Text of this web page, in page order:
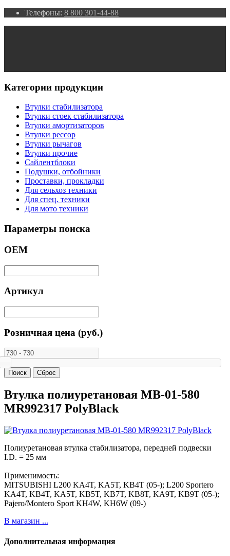
Телефоны: 8 800 301-44-88
Категории продукции
Втулки стабилизатора
Втулки стоек стабилизатора
Втулки амортизаторов
Втулки рессор
Втулки рычагов
Втулки прочие
Сайлентблоки
Подушки, отбойники
Проставки, прокладки
Для сельхоз техники
Для спец. техники
Для мото техники
Параметры поиска
ОЕМ
Артикул
Розничная цена (руб.)
Втулка полиуретановая MB-01-580
MR992317 PolyBlack
Полиуретановая втулка стабилизатора, передней подвески
I.D. = 25 мм
Применимость:
MITSUBISHI L200 KA4T, KA5T, KB4T (05-); L200 Sportero
KA4T, KB4T, KA5T, KB5T, KB7T, KB8T, KA9T, KB9T (05-);
Pajero/Montero Sport KH4W, KH6W (09-)
В магазин ...
Дополнительная информация